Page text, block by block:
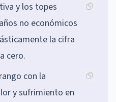
y los topes
no económicos
la cifra
cero.
con la
y sufrimiento en